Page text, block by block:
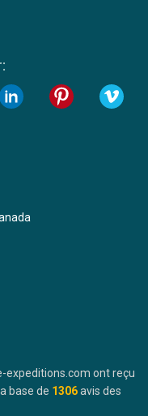
expeditions.com ont reçu
base de 1306avis des